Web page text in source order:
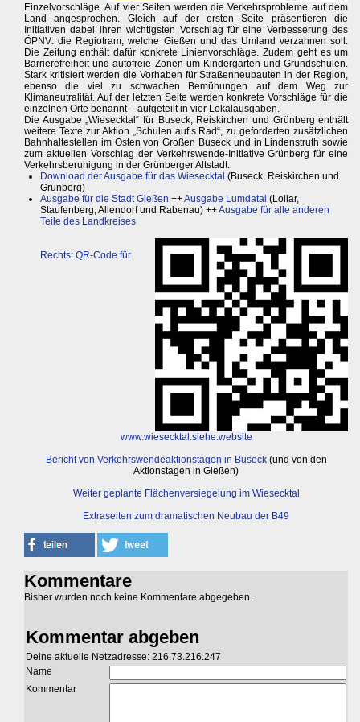
Einzelvorschläge. Auf vier Seiten werden die Verkehrsprobleme auf dem
Land angesprochen. Gleich auf der ersten Seite präsentieren die
Initiativen dabei ihren wichtigsten Vorschlag für eine Verbesserung des
ÖPNV: die Regiotram, welche Gießen und das Umland verzahnen soll.
Die Zeitung enthält dafür konkrete Linienvorschläge. Zudem geht es um
Barrierefreiheit und autofreie Zonen um Kindergärten und Grundschulen.
Stark kritisiert werden die Vorhaben für Straßenneubauten in der Region,
ebenso die viel zu schwachen Bemühungen auf dem Weg zur
Klimaneutralität. Auf der letzten Seite werden konkrete Vorschläge für die
einzelnen Orte benannt – aufgeteilt in vier Lokalausgaben.
Die Ausgabe „Wiesecktal“ für Buseck, Reiskirchen und Grünberg enthält
weitere Texte zur Aktion „Schulen auf’s Rad“, zu geforderten zusätzlichen
Bahnhaltestellen im Osten von Großen Buseck und in Lindenstruth sowie
zum aktuellen Vorschlag der Verkehrswende-Initiative Grünberg für eine
Verkehrsberuhigung in der Grünberger Altstadt.
Download der Ausgabe für das Wiesecktal (Buseck, Reiskirchen und
Grünberg)
Ausgabe für die Stadt Gießen ++Ausgabe Lumdatal (Lollar,
Staufenberg, Allendorf und Rabenau) ++Ausgabe für alle anderen
Teile des Landkreises
Rechts: QR-Code für
www.wiesecktal.siehe.website
Bericht von Verkehrswendeaktionstagen in Buseck(und von den
Aktionstagen in Gießen)
Weiter geplante Flächenversiegelung im Wiesecktal
Extraseiten zum dramatischen Neubau der B49
Kommentare
Bisher wurden noch keine Kommentare abgegeben.
Kommentar abgeben
Deine aktuelle Netzadresse: 216.73.216.247
Name
Kommentar